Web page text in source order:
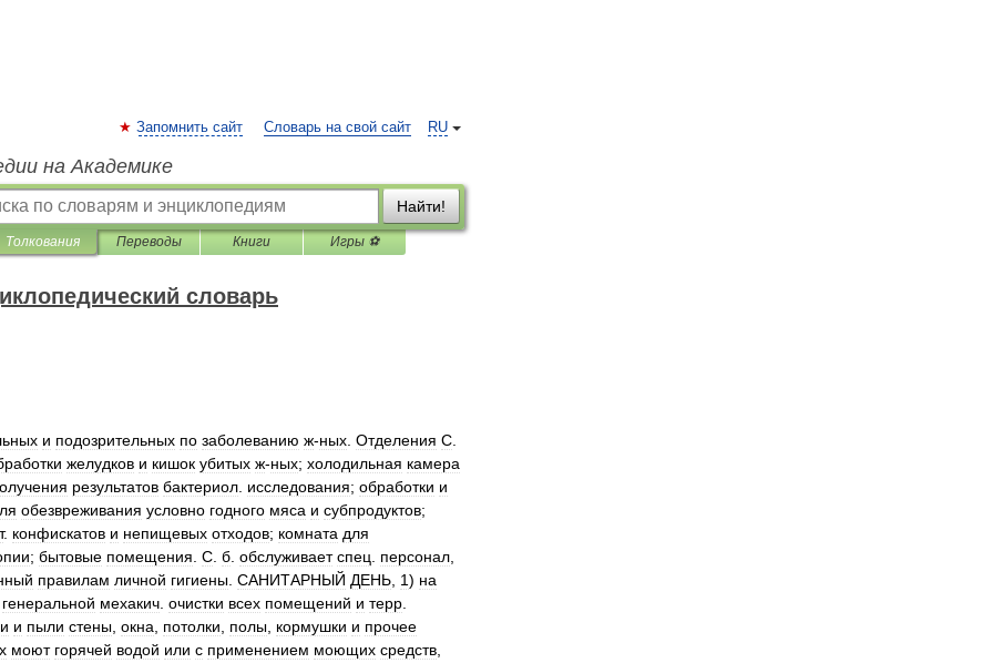
RU
Запомнить сайт Словарь на свой сайт
на Академике
Найти!
Толкования Переводы Книги Игры ⚽
словарь
и подозрительных по заболеванию ж-ных Отделения С
желудков и кишок убитых ж-ных; холодильная камера
результатов бактериол исследования; обработки и
обезвреживания условно годного мяса и субпродуктов;
. конфискатов и непищевых отходов; комната для
; бытовые помещения С б обслуживает спец персонал
правилам личной гигиены САНИТАРНЫЙ ДЕНЬ 1) на
генеральной мехакич очистки всех помещений и терр
и пыли стены окна потолки полы кормушки и прочее
моют горячей водой или с применением моющих средств